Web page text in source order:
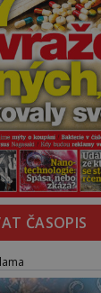
ČASOPIS